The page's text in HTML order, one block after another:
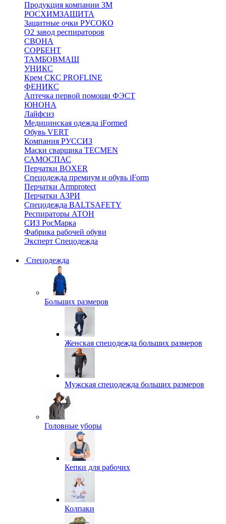
Продукция компании 3M
РОСХИМЗАЩИТА
Защитные очки РУСОКО
О2 завод респираторов
СВОНА
СОРБЕНТ
ТАМБОВМАШ
УНИКС
Крем СКС PROFLINE
ФЕНИКС
Аптечка первой помощи ФЭСТ
ЮНОНА
Лайфсиз
Медицинская одежда iFormed
Обувь VERT
Компания РУССИЗ
Маски сварщика TECMEN
САМОСПАС
Перчатки BOXER
Спецодежда премиум и обувь iForm
Перчатки Armprotect
Перчатки АЗРИ
Спецодежда BALTSAFETY
Респираторы АТОН
СИЗ РосМарка
Фабрика рабочей обуви
Эксперт Спецодежда
Спецодежда
Больших размеров
Женская спецодежда больших размеров
Мужская спецодежда больших размеров
Головные уборы
Кепки для рабочих
Колпаки